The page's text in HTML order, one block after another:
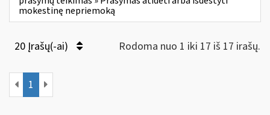
mokestinę nepriemoką
20 Įrašų(-ai) Rodoma nuo 1 iki 17 iš 17 irašų.
1